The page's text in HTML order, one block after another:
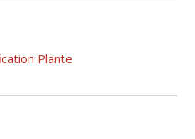
Plante